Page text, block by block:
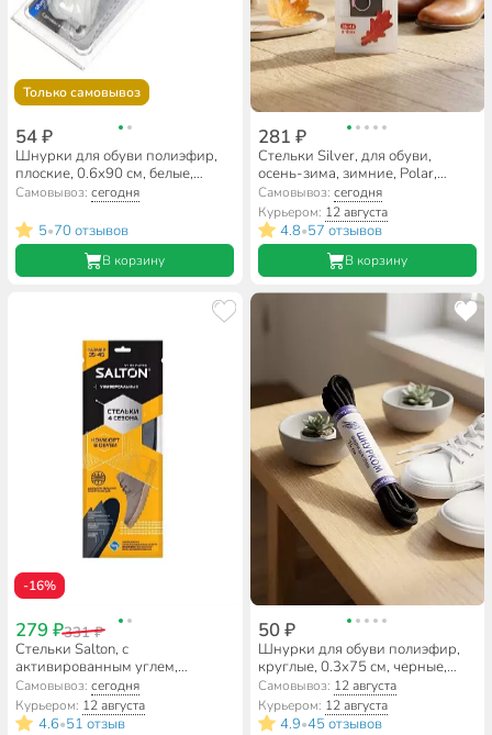
Только самовывоз
54 ₽
Шнурки для обуви полиэфир,
плоские, 0.6х90 см, белые,
В340_6/100
Самовывоз:сегодня
5•70 отзывов
В корзину
281 ₽
Стельки Silver, для обуви,
осень-зима, зимние, Polar,
TB1001-00/TB4011-00
Самовывоз: сегодня
Курьером: 12 августа
4.8•57 отзывов
В корзину
-16%
279 ₽331 ₽
Стельки Salton, с
активированным углем,
Антибактериальные,
всесезонные, 53/00
Самовывоз:сегодня
Курьером: 12 августа
4.6•51 отзыв
50 ₽
Шнурки для обуви полиэфир,
круглые, 0.3х75 см, черные,
В854_3/310
Самовывоз: 12 августа
Курьером: 12 августа
4.9•45 отзывов